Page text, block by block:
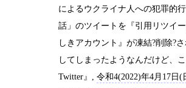
によるウクライナ人への犯罪的
話」のツイートを『引用リツイ
しきアカウント』が凍結?削除?
してしまったようなんだけど、
Twitter
令和4(2022)年4月17日(